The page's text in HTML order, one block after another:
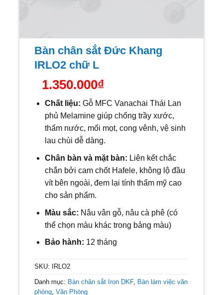
Bàn chân sắt Đức Khang
IRLO2 chữ L
1.350.000₫
Chất liệu: Gỗ MFC Vanachai Thái Lan
phủ Melamine giúp chống trầy xước,
thấm nước, mối mọt, cong vênh, vệ sinh
lau chùi dễ dàng.
Chân bàn và mặt bàn: Liên kết chắc
chắn bởi cam chốt Hafele, không lộ đầu
vít bên ngoài, đem lại tính thẩm mỹ cao
cho sản phẩm.
Màu sắc: Nâu vân gỗ, nâu cà phê(có
thể chọn màu khác trong bảng màu)
Bảo hành: 12 tháng
SKU: IRLO2
Danh mục: Bàn chân sắt Iron DKF, Bàn làm việc văn
phòng Văn Phòng